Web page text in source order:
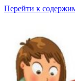
Перейти к